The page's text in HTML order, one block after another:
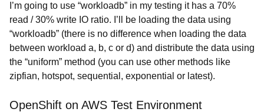
I’m going to use “workloadb” in my testing it has a 70%
read / 30% write IO ratio. I’ll be loading the data using
“workloadb” (there is no difference when loading the data
between workload a, b, c or d) and distribute the data using
the “uniform” method (you can use other methods like
zipfian, hotspot, sequential, exponential or latest).
OpenShift on AWS Test Environment